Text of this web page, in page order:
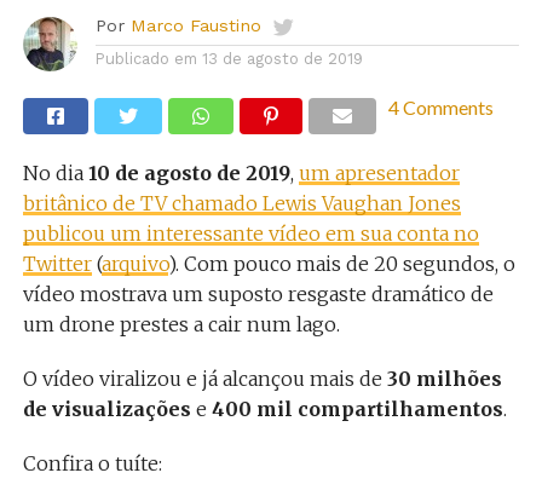
Por Marco Faustino
Publicado em 13 de agosto de 2019
4 Comments
No dia 10 de agosto de 2019, um apresentador
britânico de TV chamado Lewis Vaughan Jones
publicou um interessante vídeo em sua conta no
Twitter(arquivo). Com pouco mais de 20 segundos, o
vídeo mostrava um suposto resgaste dramático de
um drone prestes a cair num lago.
O vídeo viralizou e já alcançou mais de 30 milhões
de visualizações e 400 mil compartilhamentos.
Confira o tuíte: